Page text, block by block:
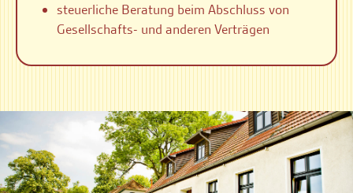
steuerliche Beratung beim Abschluss von
Gesellschafts- und anderen Verträgen